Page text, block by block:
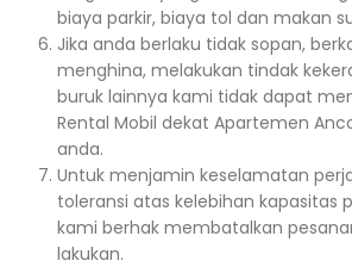
biaya parkir, biaya tol dan makan
Jika anda berlaku tidak sopan,
menghina, melakukan tindak
buruk lainnya kami tidak dapat
Rental Mobil dekat Apartemen
anda.
Untuk menjamin keselamatan
toleransi atas kelebihan kapasitas
kami berhak membatalkan
lakukan.